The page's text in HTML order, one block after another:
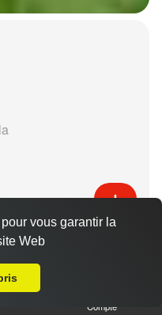
Compte
vous garantir la
Web